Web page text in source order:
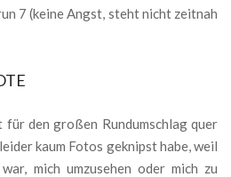
7 (keine Angst, steht nicht zeitnah
den großen Rundumschlag quer
kaum Fotos geknipst habe, weil
mich umzusehen oder mich zu